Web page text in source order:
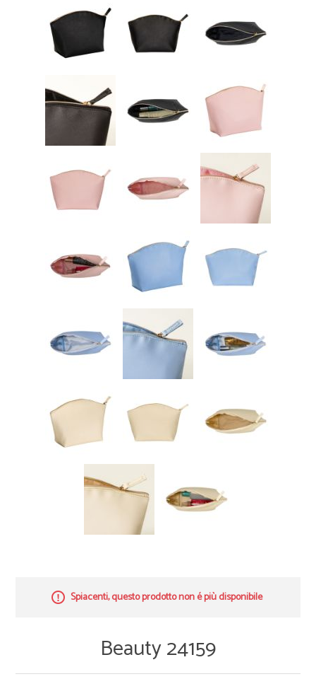
Spiacenti, questo prodotto non é più disponibile
Beauty 24159